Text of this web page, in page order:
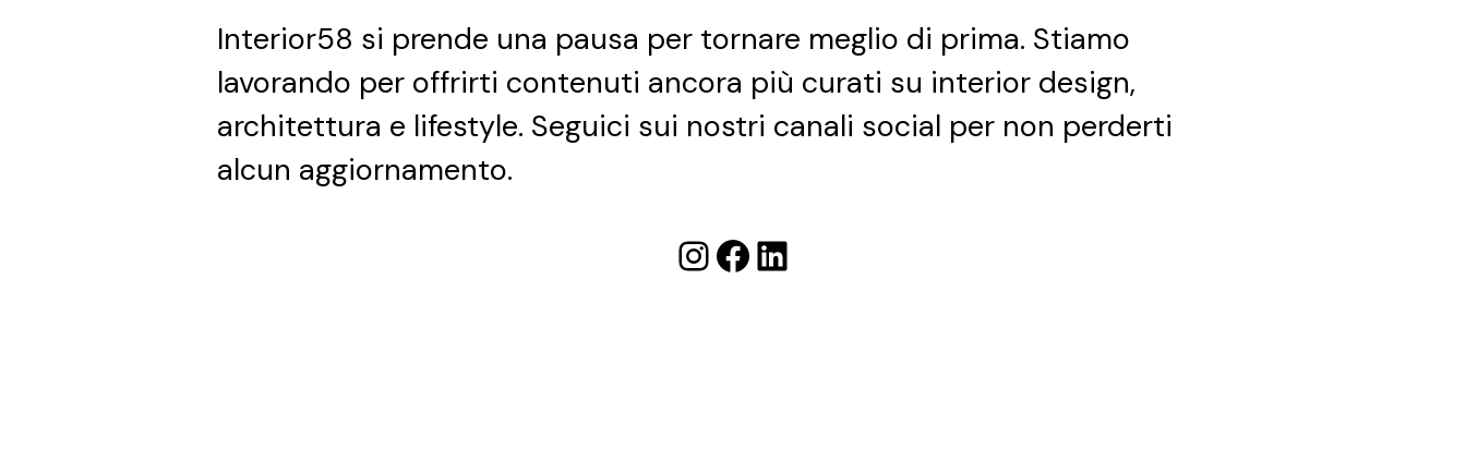
Interior58 si prende una pausa per tornare meglio di prima. Stiamo
lavorando per offrirti contenuti ancora più curati su interior design,
architettura e lifestyle. Seguici sui nostri canali social per non perderti
alcun aggiornamento.
Instagram
Facebook
LinkedIn